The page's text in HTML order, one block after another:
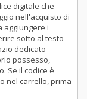
digitale che
nell'acquisto di
aggiungere i
sotto al testo
dedicato
possesso,
Se il codice è
nel carrello, prima